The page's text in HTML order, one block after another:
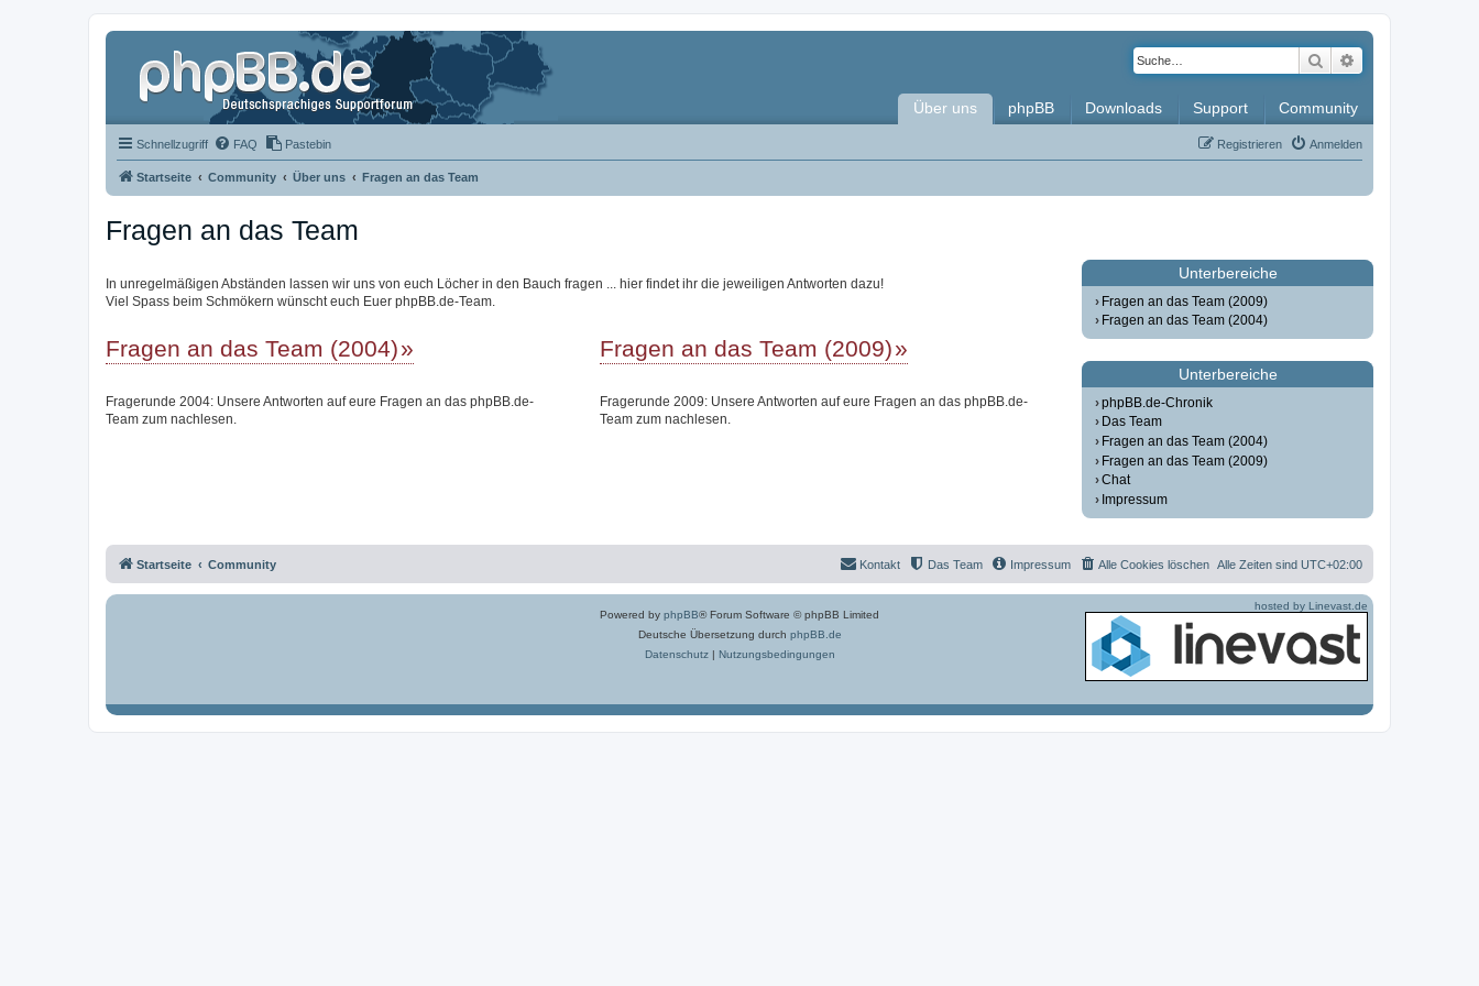
Suche
Über uns phpBB Downloads Support Community
Schnellzugriff FAQ Pastebin Anmelden
Registrieren
Startseite Community Über uns Fragen an das Team
Fragen an das Team
In unregelmäßigen Abständen lassen wir uns von euch Löcher in den Bauch fragen ... hier findet ihr die jeweiligen Antworten dazu!
Viel Spass beim Schmökern wünscht euch Euer phpBB.de-Team.
Fragen an das Team (2004)
Fragerunde 2004: Unsere Antworten auf eure Fragen an das phpBB.de-
Team zum nachlesen.
Fragen an das Team (2009)
Fragerunde 2009: Unsere Antworten auf eure Fragen an das phpBB.de-
Team zum nachlesen.
Unterbereiche
Fragen an das Team (2009)
Fragen an das Team (2004)
Unterbereiche
phpBB.de-Chronik
Das Team
Fragen an das Team (2004)
Fragen an das Team (2009)
Chat
Impressum
Startseite Community Alle Zeiten sind UTC+02:00
Alle Cookies löschen
Impressum
Das Team
Kontakt
Powered by phpBB® Forum Software © phpBB Limited
Deutsche Übersetzung durch phpBB.de
Datenschutz| Nutzungsbedingungen
hosted by Linevast.de